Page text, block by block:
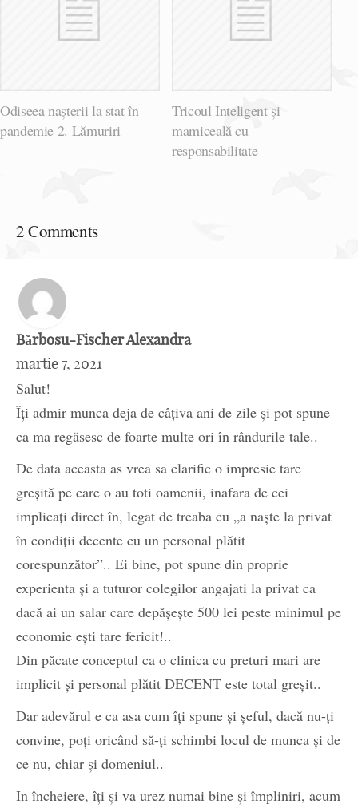
Odiseea nașterii la stat în
pandemie 2. Lămuriri
Tricoul Inteligent și
mamiceală cu
responsabilitate
2 Comments
Bărbosu-Fischer Alexandra
martie 7, 2021
Salut!
Îți admir munca deja de câțiva ani de zile și pot spune
ca ma regăsesc de foarte multe ori în rândurile tale..
De data aceasta as vrea sa clarific o impresie tare
greșită pe care o au toti oamenii, inafara de cei
implicați direct în, legat de treaba cu „a naște la privat
în condiții decente cu un personal plătit
corespunzător”.. Ei bine, pot spune din proprie
experienta și a tuturor colegilor angajati la privat ca
dacă ai un salar care depășește 500 lei peste minimul pe
economie ești tare fericit!..
Din păcate conceptul ca o clinica cu preturi mari are
implicit și personal plătit DECENT este total greșit..
Dar adevărul e ca asa cum îți spune și șeful, dacă nu-ți
convine, poți oricând să-ți schimbi locul de munca și de
ce nu, chiar și domeniul..
In încheiere, îți și va urez numai bine și împliniri, acum